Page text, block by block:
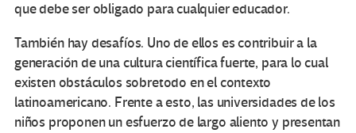
que debe ser obligado para cualquier educador.
También hay desafíos. Uno de ellos es contribuir a la
generación de una cultura científica fuerte, para lo cual
existen obstáculos sobretodo en el contexto
latinoamericano. Frente a esto, las universidades de los
niños proponen un esfuerzo de largo aliento y presentan